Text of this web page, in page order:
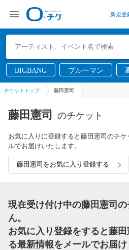
新規登
BIGBANG ブルーマン
チケットトップ 藤田憲司
藤田憲司 のチケット
お気に入りに登録すると藤田憲司のチ
ルでお届けいたします。
藤田憲司をお気に入り登録する
現在受け付け中の藤田憲司
ん。
お気に入り登録をすると藤
る最新情報をメールでお届け